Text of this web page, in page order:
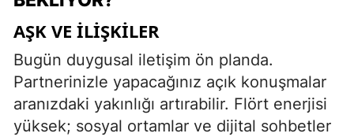
AŞK VE ILIŞKILER
Bugün duygusal iletişim ön planda.
Partnerinizle yapacağınız açık konuşmalar
aranızdaki yakınlığı artırabilir. Flört enerjisi
yüksek; sosyal ortamlar ve dijital sohbetler